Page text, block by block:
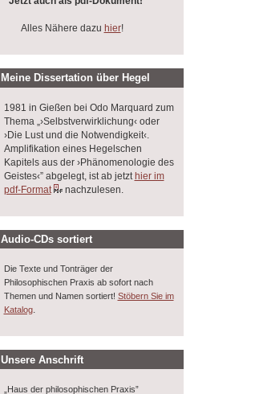
Alles Nähere dazu hier!
Meine Dissertation über Hegel
1981 in Gießen bei Odo Marquard zum
Thema „›Selbstverwirklichung‹ oder
›Die Lust und die Notwendigkeit‹.
Amplifikation eines Hegelschen
Kapitels aus der ›Phänomenologie des
Geistes‹” abgelegt, ist ab jetzt hier im
pdf-Format
nachzulesen.
Audio-CDs sortiert
Die Texte und Tonträger der
Philosophischen Praxis ab sofort nach
Themen und Namen sortiert! Stöbern Sie im
Katalog.
Unsere Anschrift
„Haus der philosophischen Praxis”